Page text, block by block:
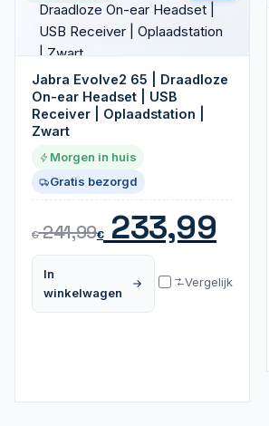
Jabra Evolve2 65 | Draadloze
On-ear Headset | USB
Receiver | Oplaadstation |
Zwart
Morgen in huis
Gratis bezorgd
€241,99€233,99
In
winkelwagen
Vergelijk